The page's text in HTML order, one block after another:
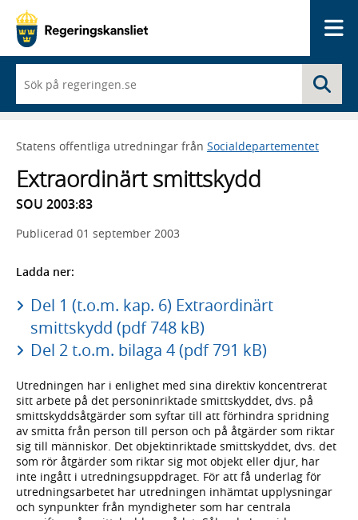
du
börjar
skriva
framträder
lista
med
sökförslag
Statens offentliga utredningar från Socialdepartementet
Extraordinärt smittskydd
SOU 2003:83
Publicerad 01 september 2003
Ladda ner:
Del 1 (t.o.m. kap. 6) Extraordinärt
smittskydd (pdf 748 kB)
Del 2 t.o.m. bilaga 4 (pdf 791 kB)
Utredningen har i enlighet med sina direktiv koncentrerat
sitt arbete på det personinriktade smittskyddet, dvs. på
smittskyddsåtgärder som syftar till att förhindra spridning
av smitta från person till person och på åtgärder som riktar
sig till människor. Det objektinriktade smittskyddet, dvs. det
som rör åtgärder som riktar sig mot objekt eller djur, har
inte ingått i utredningsuppdraget. För att få underlag för
utredningsarbetet har utredningen inhämtat upplysningar
och synpunkter från myndigheter som har centrala